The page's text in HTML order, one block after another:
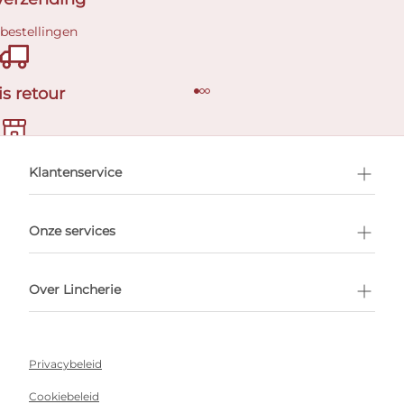
retour
afspraak
Klantenservice
Onze services
Over Lincherie
Privacybeleid
Cookiebeleid